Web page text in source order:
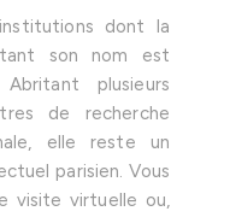
dont la
son nom est
plusieurs
de recherche
elle reste un
parisien. Vous
visite virtuelle ou,